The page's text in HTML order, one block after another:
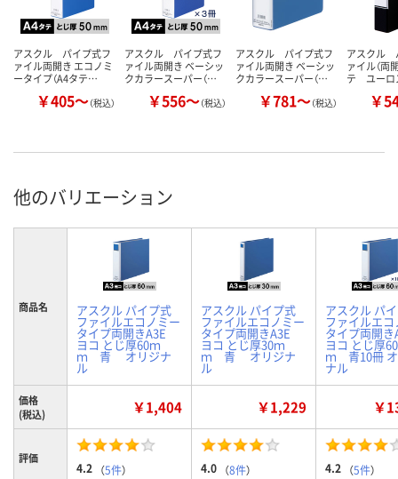
アスクル パイプ式フ
ァイル両開き エコノミ
ータイプ（A4タテ…
￥405～（税込）
アスクル パイプ式フ
ァイル両開き ベーシッ
クカラースーパー（…
￥556～（税込）
アスクル パイプ式フ
ァイル両開き ベーシッ
クカラースーパー（…
￥781～（税込）
アスクル
ァイル（両
テ ユーロ
￥
他のバリエーション
商品名 アスクル パイプ式
ファイルエコノミー
タイプ両開きA3E
ヨコ とじ厚60ｍ
ｍ 青 オリジナ
ル
アスクル パイプ式
ファイルエコノミー
タイプ両開きA3E
ヨコ とじ厚30ｍ
ｍ 青 オリジナ
ル
アスクル パ
ファイルエ
タイプ両開
ヨコ とじ厚
ｍ 青10冊
ナル
価格
(税込)
￥1,404 ￥1,229 ￥
評価
4.2 （5件） 4.0 （8件） 4.2 （5件）